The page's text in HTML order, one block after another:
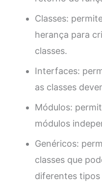
Classes:
herança para
classes.
Interfaces:
as classes
Módulos:
módulos
Genéricos:
classes que
diferentes tipos